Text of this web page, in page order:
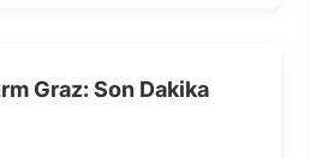
Graz: Son Dakika